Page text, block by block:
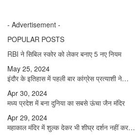
- Advertisement -
POPULAR POSTS
RBI ने सिबिल स्कोर को लेकर बनाए 5 नए नियम
May 25, 2024
इंदौर के इतिहास में पहली बार कांग्रेस प्रत्याशी ने…
Apr 30, 2024
मध्य प्रदेश में बना दुनिया का सबसे ऊंचा जैन मंदिर
Apr 29, 2024
महाकाल मंदिर में शुल्क देकर भी शीघ्र दर्शन नहीं कर…